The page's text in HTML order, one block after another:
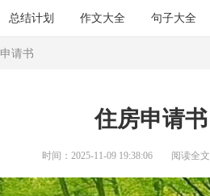
总结计划 作文大全 句子大全
申请书
住房申请书
时间：2025-11-09 19:38:06 阅读全文